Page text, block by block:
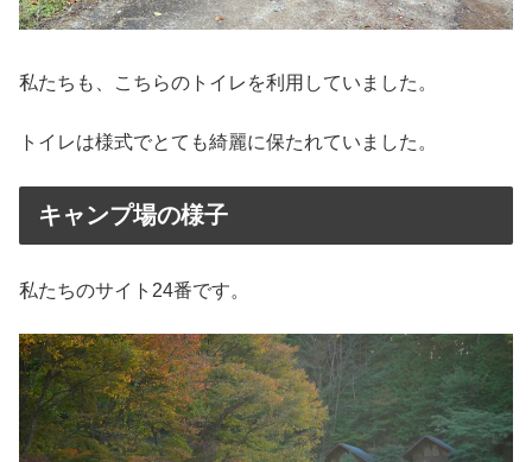
私たちも、こちらのトイレを利用していました。
トイレは様式でとても綺麗に保たれていました。
キャンプ場の様子
私たちのサイト24番です。